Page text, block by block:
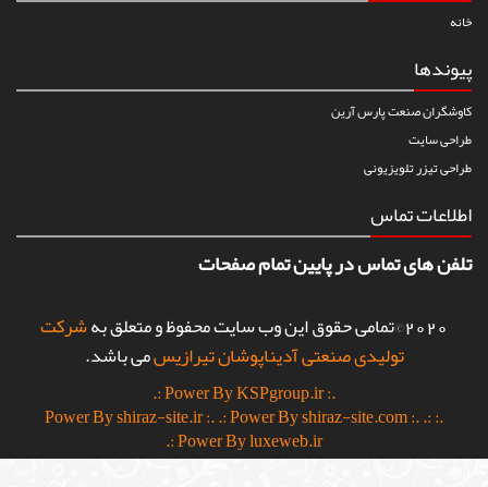
خانه
پیوندها
کاوشگران صنعت پارس آرین
طراحی سایت
طراحی تیزر تلویزیونی
اطلاعات تماس
تلفن های تماس در پایین تمام صفحات
2020©تمامی حقوق این وب سایت محفوظ و متعلق به شرکت
تولیدی صنعتی آدیناپوشان تیرازیسمی باشد.
.: Power By KSPgroup.ir :.
.: Power By shiraz-site.ir :.
.: Power By shiraz-site.com :..:
Power By luxeweb.ir :.